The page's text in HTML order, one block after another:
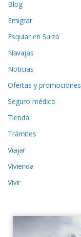
Blog
Emigrar
Esquiar en Suiza
Navajas
Noticias
Ofertas y promociones
Seguro médico
Tienda
Trámites
Viajar
Vivienda
Vivir